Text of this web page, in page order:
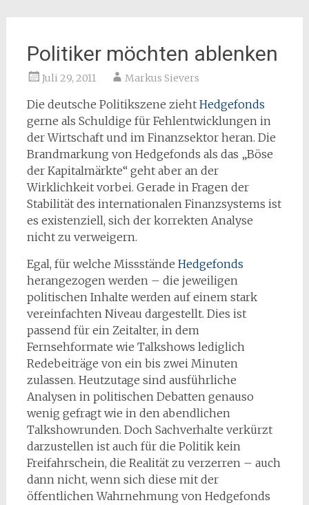
Politiker möchten ablenken
Juli 29, 2011 Markus Sievers
Die deutsche Politikszene zieht Hedgefonds
gerne als Schuldige für Fehlentwicklungen in
der Wirtschaft und im Finanzsektor heran. Die
Brandmarkung von Hedgefonds als das „Böse
der Kapitalmärkte“ geht aber an der
Wirklichkeit vorbei. Gerade in Fragen der
Stabilität des internationalen Finanzsystems ist
es existenziell, sich der korrekten Analyse
nicht zu verweigern.
Egal, für welche Missstände Hedgefonds
herangezogen werden – die jeweiligen
politischen Inhalte werden auf einem stark
vereinfachten Niveau dargestellt. Dies ist
passend für ein Zeitalter, in dem
Fernsehformate wie Talkshows lediglich
Redebeiträge von ein bis zwei Minuten
zulassen. Heutzutage sind ausführliche
Analysen in politischen Debatten genauso
wenig gefragt wie in den abendlichen
Talkshowrunden. Doch Sachverhalte verkürzt
darzustellen ist auch für die Politik kein
Freifahrschein, die Realität zu verzerren – auch
dann nicht, wenn sich diese mit der
öffentlichen Wahrnehmung von Hedgefonds